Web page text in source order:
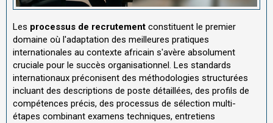
Les processus de recrutement constituent le premier
domaine où l'adaptation des meilleures pratiques
internationales au contexte africain s'avère absolument
cruciale pour le succès organisationnel. Les standards
internationaux préconisent des méthodologies structurées
incluant des descriptions de poste détaillées, des profils de
compétences précis, des processus de sélection multi-
étapes combinant examens techniques, entretiens